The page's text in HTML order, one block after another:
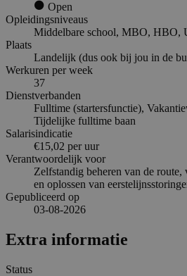
Open
Opleidingsniveaus
Middelbare school, MBO, HBO,
Plaats
Landelijk (dus ook bij jou in de
Werkuren per week
37
Dienstverbanden
Fulltime (startersfunctie),
Tijdelijke fulltime baan
Salarisindicatie
€15,02 per uur
Verantwoordelijk voor
Zelfstandig beheren van de route,
en oplossen van
Gepubliceerd op
03-08-2026
Extra informatie
Status